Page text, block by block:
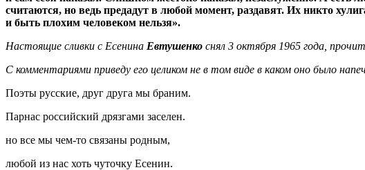
считаются, но ведь предадут в любой момент, раздавят. Их никто
и быть плохим человеком нельзя».
Настоящие сливки с Есенина Евтушенко снял 3 октября 1965 года,
С комментариями приведу его целиком не в том виде в каком оно было
Поэты русские, друг друга мы браним.
Парнас российский дрязгами заселен.
но все мы чем-то связаны родным,
любой из нас хоть чуточку Есенин.